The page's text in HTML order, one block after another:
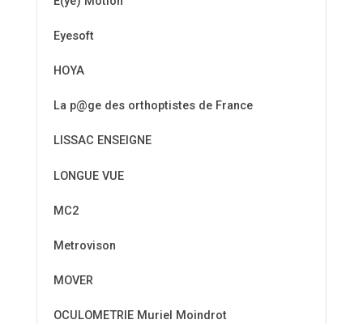
Eyesoft
HOYA
La p@ge des orthoptistes de France
LISSAC ENSEIGNE
LONGUE VUE
MC2
Metrovison
MOVER
OCULOMETRIE Muriel Moindrot